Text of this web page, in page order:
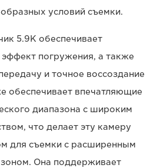
условий съемки.
5.9K обеспечивает
погружения, а также
и точное воссоздание
обеспечивает впечатляющие
диапазона с широким
что делает эту камеру
для съемки с расширенным
Она поддерживает